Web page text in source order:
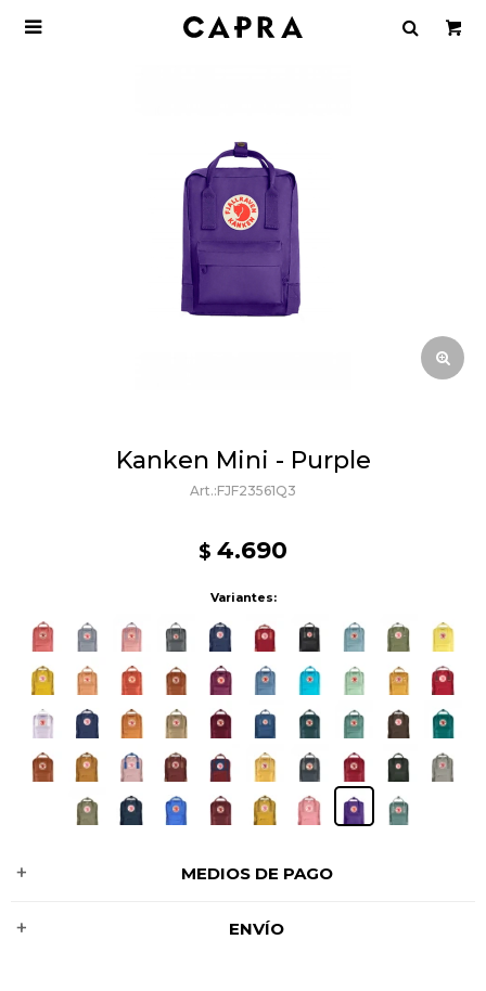

Kanken Mini - Purple
FJF23561Q3
$ 4.690
Variantes:
MEDIOS DE PAGO
ENVÍO